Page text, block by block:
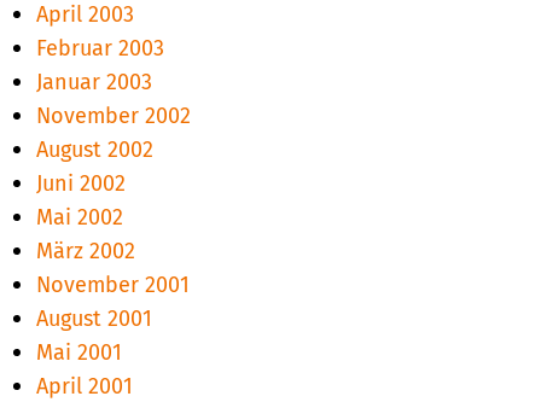
April 2003
Februar 2003
Januar 2003
November 2002
August 2002
Juni 2002
Mai 2002
März 2002
November 2001
August 2001
Mai 2001
April 2001